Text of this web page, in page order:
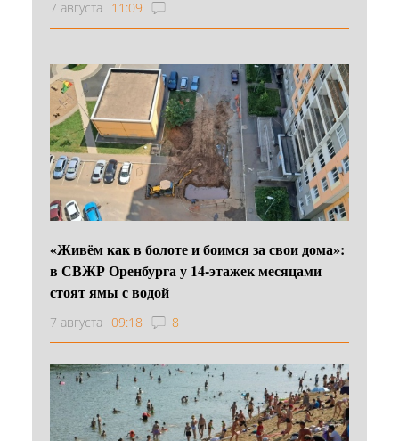
7 августа 11:09
«Живём как в болоте и боимся за свои дома»:
в СВЖР Оренбурга у 14-этажек месяцами
стоят ямы с водой
7 августа 09:18 8